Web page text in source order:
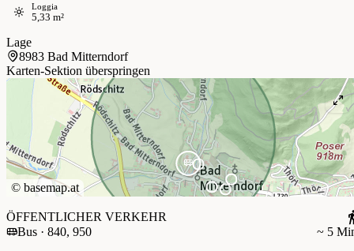
Loggia
5,33 m²
Lage
8983 Bad Mitterndorf
Karten-Sektion überspringen
© basemap.at
ÖFFENTLICHER VERKEHR
Bus · 840, 950
~ 5